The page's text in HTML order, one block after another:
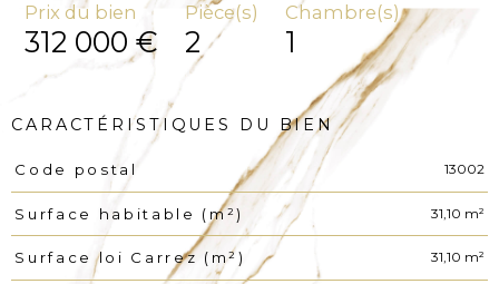
Prix du bien
312 000 €
Pièce(s)
2
Chambre(s)
1
CARACTÉRISTIQUES DU BIEN
Caractéristiques
Code postal 13002
Surface habitable (m²) 31,10 m²
Surface loi Carrez (m²) 31,10 m²